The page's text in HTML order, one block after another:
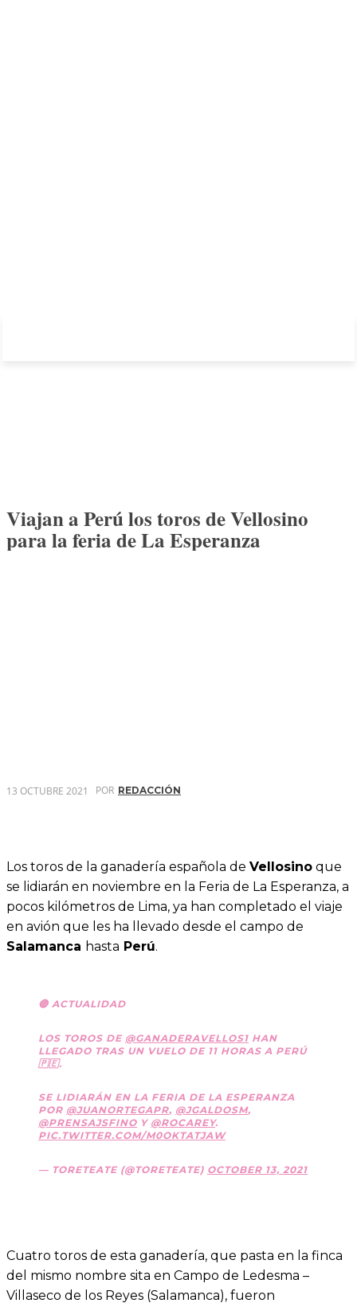
Viajan a Perú los toros de Vellosino
para la feria de La Esperanza
13 OCTUBRE 2021 POR REDACCIÓN
Los toros de la ganadería española de Vellosino que
se lidiarán en noviembre en la Feria de La Esperanza, a
pocos kilómetros de Lima, ya han completado el viaje
en avión que les ha llevado desde el campo de
Salamanca hasta Perú.
🔴 ACTUALIDAD
LOS TOROS DE @GANADERAVELLOS1 HAN
LLEGADO TRAS UN VUELO DE 11 HORAS A PERÚ
🇵🇪.
SE LIDIARÁN EN LA FERIA DE LA ESPERANZA
POR @JUANORTEGAPR, @JGALDOSM,
@PRENSAJSFINO Y @ROCAREY.
PIC.TWITTER.COM/M0OKTATJAW
— TORETEATE (@TORETEATE) OCTOBER 13, 2021
Cuatro toros de esta ganadería, que pasta en la finca
del mismo nombre sita en Campo de Ledesma –
Villaseco de los Reyes (Salamanca), fueron